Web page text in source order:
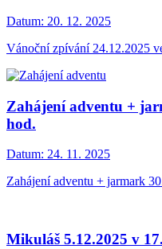
Datum: 20. 12. 2025
Vánoční zpívání 24.12.2025
Zahájení adventu +
hod.
Datum: 24. 11. 2025
Zahájení adventu + jarmark
Mikuláš 5.12.2025 v